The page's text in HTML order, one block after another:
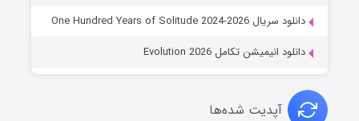
دانلود سریال One Hundred Years of Solitude 2024-2026
دانلود انیمیشن تکامل Evolution 2026
آپدیت شده‌ها